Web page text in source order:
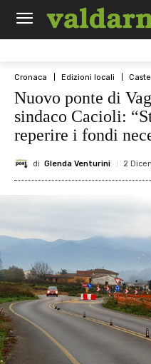
Cronaca Edizioni locali
Nuovo ponte di
sindaco Cacioli:
reperire i fondi
di Glenda Venturini 2